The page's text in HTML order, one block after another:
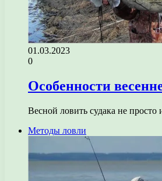
01.03.2023
0
Особенности
Весной ловить судака не
Методы ловли